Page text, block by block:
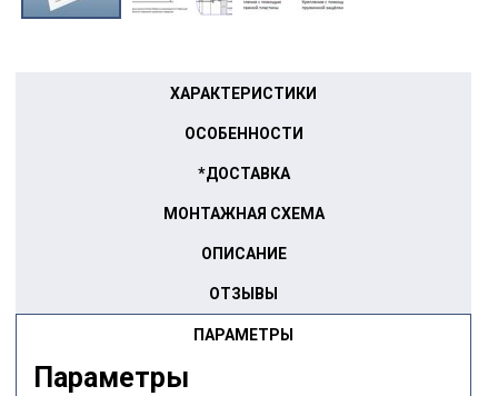
ПАРАМЕТРЫ
ХАРАКТЕРИСТИКИ
ОСОБЕННОСТИ
*ДОСТАВКА
МОНТАЖНАЯ СХЕМА
ОПИСАНИЕ
ОТЗЫВЫ
Параметры